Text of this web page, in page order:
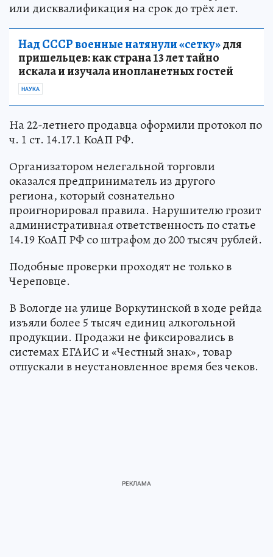
или дисквалификация на срок до трёх лет.
Над СССР военные натянули «сетку»для
пришельцев: как страна 13 лет тайно
искала и изучала инопланетных гостей
НАУКА
На 22-летнего продавца оформили протокол по
ч. 1 ст. 14.17.1 КоАП РФ.
Организатором нелегальной торговли
оказался предприниматель из другого
региона, который сознательно
проигнорировал правила. Нарушителю грозит
административная ответственность по статье
14.19 КоАП РФ со штрафом до 200 тысяч рублей.
Подобные проверки проходят не только в
Череповце.
В Вологде на улице Воркутинской в ходе рейда
изъяли более 5 тысяч единиц алкогольной
продукции. Продажи не фиксировались в
системах ЕГАИС и «Честный знак», товар
отпускали в неустановленное время без чеков.